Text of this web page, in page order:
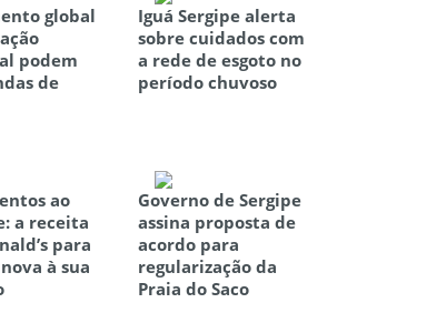
global
podem
de
Iguá Sergipe alerta
sobre cuidados com
a rede de esgoto no
período chuvoso
ao
a receita
para
à sua
Governo de Sergipe
assina proposta de
acordo para
regularização da
Praia do Saco